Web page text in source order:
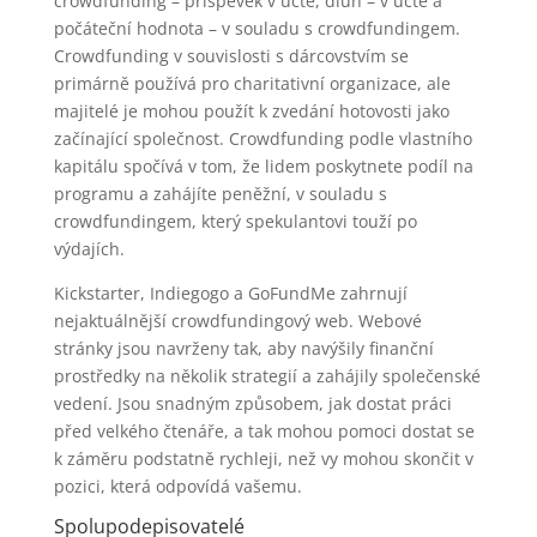
počáteční hodnota – v souladu s crowdfundingem.
Crowdfunding v souvislosti s dárcovstvím se
primárně používá pro charitativní organizace, ale
majitelé je mohou použít k zvedání hotovosti jako
začínající společnost. Crowdfunding podle vlastního
kapitálu spočívá v tom, že lidem poskytnete podíl na
programu a zahájíte peněžní, v souladu s
crowdfundingem, který spekulantovi touží po
výdajích.
Kickstarter, Indiegogo a GoFundMe zahrnují
nejaktuálnější crowdfundingový web. Webové
stránky jsou navrženy tak, aby navýšily finanční
prostředky na několik strategií a zahájily společenské
vedení. Jsou snadným způsobem, jak dostat práci
před velkého čtenáře, a tak mohou pomoci dostat se
k záměru podstatně rychleji, než vy mohou skončit v
pozici, která odpovídá vašemu.
Spolupodepisovatelé